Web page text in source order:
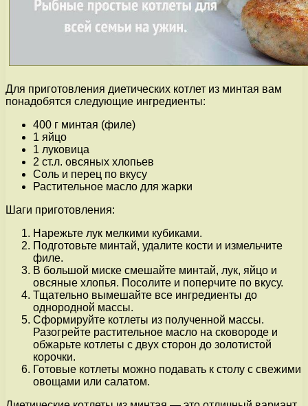
Для приготовления диетических котлет из минтая вам
понадобятся следующие ингредиенты:
400 г минтая (филе)
1 яйцо
1 луковица
2 ст.л. овсяных хлопьев
Соль и перец по вкусу
Растительное масло для жарки
Шаги приготовления:
Нарежьте лук мелкими кубиками.
Подготовьте минтай, удалите кости и измельчите
филе.
В большой миске смешайте минтай, лук, яйцо и
овсяные хлопья. Посолите и поперчите по вкусу.
Тщательно вымешайте все ингредиенты до
однородной массы.
Сформируйте котлеты из полученной массы.
Разогрейте растительное масло на сковороде и
обжарьте котлеты с двух сторон до золотистой
корочки.
Готовые котлеты можно подавать к столу с свежими
овощами или салатом.